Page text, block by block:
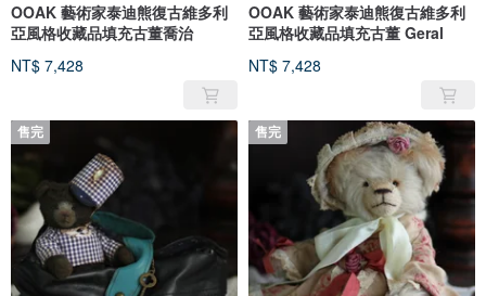
OOAK 藝術家泰迪熊復古維多利
亞風格收藏品填充古董喬治
NT$ 7,428
OOAK 藝術家泰迪熊復古維多利
亞風格收藏品填充古董 Geral
NT$ 7,428
售完 售完